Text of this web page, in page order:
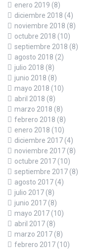
enero 2019 (8)
diciembre 2018 (4)
noviembre 2018 (8)
octubre 2018 (10)
septiembre 2018 (8)
agosto 2018 (2)
julio 2018 (8)
junio 2018 (8)
mayo 2018 (10)
abril 2018 (8)
marzo 2018 (8)
febrero 2018 (8)
enero 2018 (10)
diciembre 2017 (4)
noviembre 2017 (8)
octubre 2017 (10)
septiembre 2017 (8)
agosto 2017 (4)
julio 2017 (8)
junio 2017 (8)
mayo 2017 (10)
abril 2017 (8)
marzo 2017 (8)
febrero 2017 (10)